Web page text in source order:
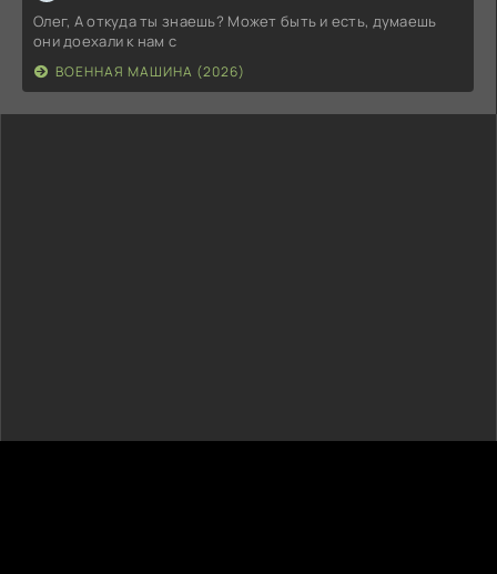
Олег, А откуда ты знаешь? Может быть и есть, думаешь
они доехали к нам с
ВОЕННАЯ МАШИНА (2026)